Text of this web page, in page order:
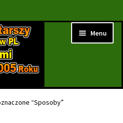
Menu
“Sposoby”